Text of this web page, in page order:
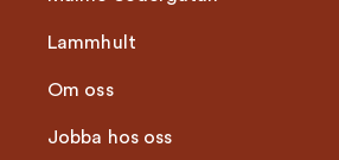
Lammhult
Om oss
Jobba hos oss